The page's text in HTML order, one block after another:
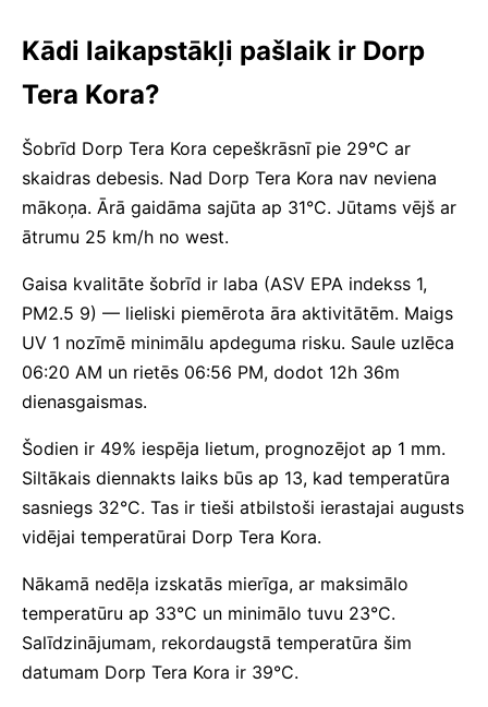
Kādi laikapstākļi pašlaik ir Dorp
Tera Kora?
Šobrīd Dorp Tera Kora cepeškrāsnī pie 29°C ar
skaidras debesis. Nad Dorp Tera Kora nav neviena
mākoņa. Ārā gaidāma sajūta ap 31°C. Jūtams vējš ar
ātrumu 25 km/h no west.
Gaisa kvalitāte šobrīd ir laba (ASV EPA indekss 1,
PM2.5 9) — lieliski piemērota āra aktivitātēm. Maigs
UV 1 nozīmē minimālu apdeguma risku. Saule uzlēca
06:20 AM un rietēs 06:56 PM, dodot 12h 36m
dienasgaismas.
Šodien ir 49% iespēja lietum, prognozējot ap 1 mm.
Siltākais diennakts laiks būs ap 13, kad temperatūra
sasniegs 32°C. Tas ir tieši atbilstoši ierastajai augusts
vidējai temperatūrai Dorp Tera Kora.
Nākamā nedēļa izskatās mierīga, ar maksimālo
temperatūru ap 33°C un minimālo tuvu 23°C.
Salīdzinājumam, rekordaugstā temperatūra šim
datumam Dorp Tera Kora ir 39°C.